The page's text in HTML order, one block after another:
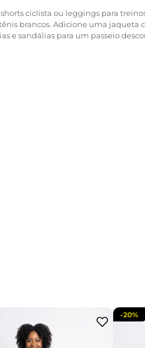
ciclista ou leggings para
brancos. Adicione uma jaqueta
e sandálias para um passeio
-20%